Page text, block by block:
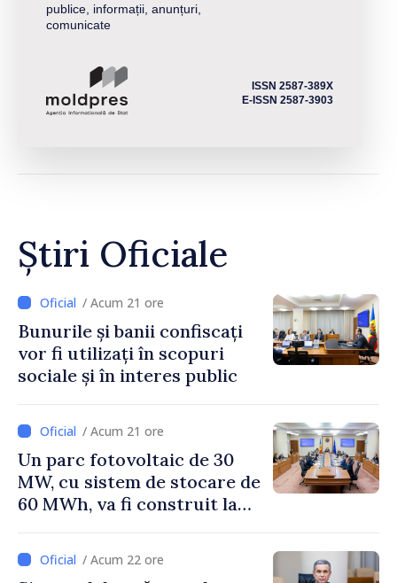
publice, informații, anunțuri,
comunicate
ISSN 2587-389X
E-ISSN 2587-3903
Știri Oficiale
/ Acum 21 ore
Bunurile și banii confiscați
vor fi utilizați în scopuri
sociale și în interes public
/ Acum 21 ore
Un parc fotovoltaic de 30
MW, cu sistem de stocare de
60 MWh, va fi construit la
/ Acum 22 ore